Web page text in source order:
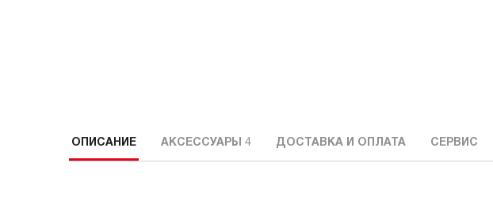
ОПИСАНИЕ АКСЕССУАРЫ 4 ДОСТАВКА И ОПЛАТА СЕРВИС